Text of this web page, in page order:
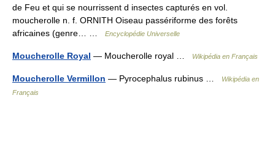
de Feu et qui se nourrissent d insectes capturés en vol.
moucherolle n. f. ORNITH Oiseau passériforme des forêts
africaines (genre… …
Encyclopédie Universelle
Moucherolle Royal — Moucherolle royal … Wikipédia en Français
Moucherolle Vermillon — Pyrocephalus rubinus …
Wikipédia en
Français